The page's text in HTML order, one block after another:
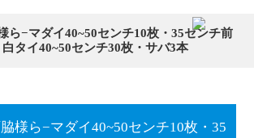
ら−マダイ40~50センチ10枚・35センチ前
タイ40~50センチ30枚・サバ3本
様ら−マダイ40~50センチ10枚・35